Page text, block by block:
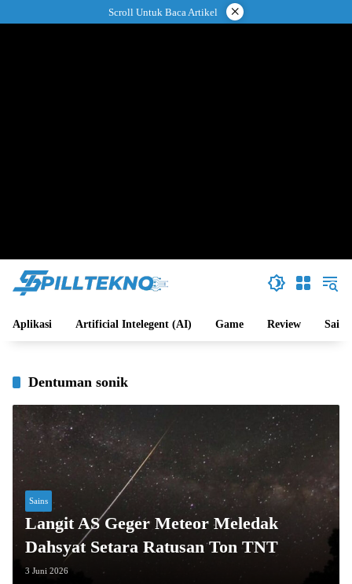
ke
Scroll Untuk Baca Artikel ×
Aplikasi Artificial Intelegent (AI) Game Review Sains
Dentuman sonik
Sains
Langit AS Geger Meteor Meledak
Dahsyat Setara Ratusan Ton TNT
3 Juni 2026